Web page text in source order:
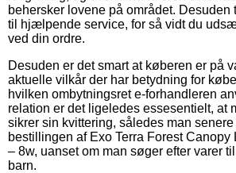
behersker lovene på området. Desuden
til hjælpende service, for så vidt du
ved din ordre.
Desuden er det smart at køberen er på
aktuelle vilkår der har betydning for
hvilken ombytningsret e-forhandleren
relation er det ligeledes essesentielt, at
sikrer sin kvittering, således man
bestillingen af Exo Terra Forest
– 8w, uanset om man søger efter varer
barn.